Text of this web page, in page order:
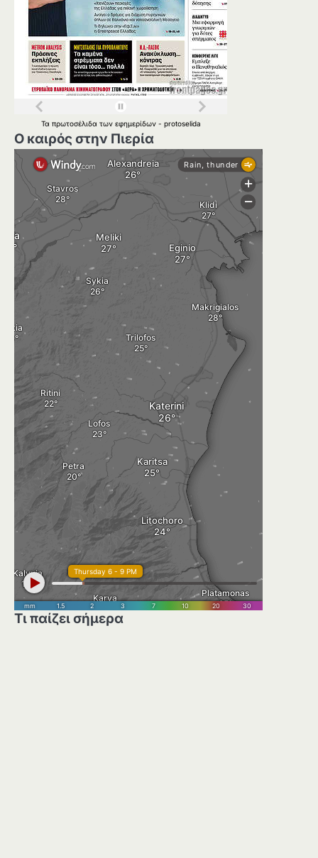
Τα πρωτοσέλιδα των εφημερίδων - protoselida
Ο καιρός στην Πιερία
Τι παίζει σήμερα